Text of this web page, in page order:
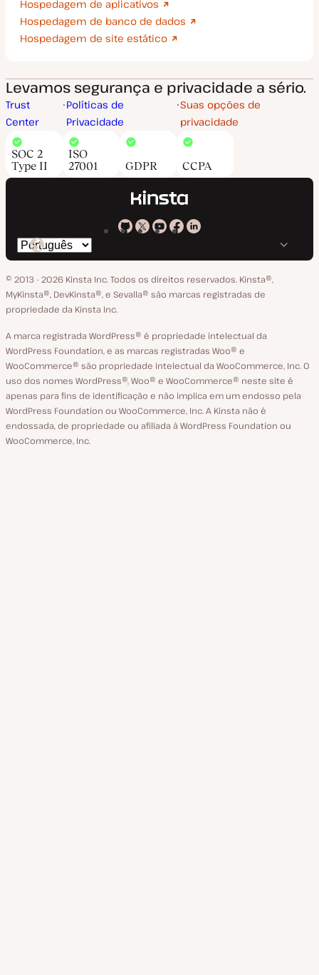
Hospedagem de aplicativos
Hospedagem de banco de dados
Hospedagem de site estático
Levamos segurança e privacidade a sério.
Trust
Center
Políticas de
Privacidade
Suas opções de
privacidade
SOC 2
Type II
ISO
27001
GDPR CCPA
Kinsta
GitHub
Kinsta
X
Kinsta
YouTube
Kinsta
Facebook
Kinsta
LinkedIn
Trocar
o
idioma
© 2013 - 2026 Kinsta Inc. Todos os direitos reservados. Kinsta®‚
MyKinsta®‚ DevKinsta®‚ e Sevalla® são marcas registradas de
propriedade da Kinsta Inc.
A marca registrada WordPress® é propriedade intelectual da
WordPress Foundation, e as marcas registradas Woo® e
WooCommerce® são propriedade intelectual da WooCommerce, Inc. O
uso dos nomes WordPress®, Woo® e WooCommerce® neste site é
apenas para fins de identificação e não implica em um endosso pela
WordPress Foundation ou WooCommerce, Inc. A Kinsta não é
endossada, de propriedade ou afiliada à WordPress Foundation ou
WooCommerce, Inc.